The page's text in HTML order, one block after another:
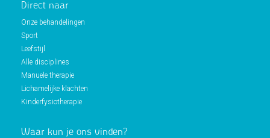
Direct naar
Onze behandelingen
Sport
Leefstijl
Alle disciplines
Manuele therapie
Lichamelijke klachten
Kinderfysiotherapie
Waar kun je ons vinden?